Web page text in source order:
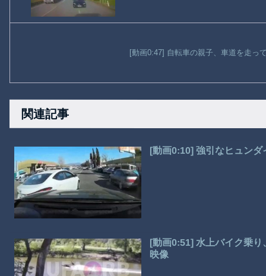
[動画0:47] 自転車の親子、車道を走っ
関連記事
[動画0:10] 強引なヒュン
[動画0:51] 水上バイク乗
映像